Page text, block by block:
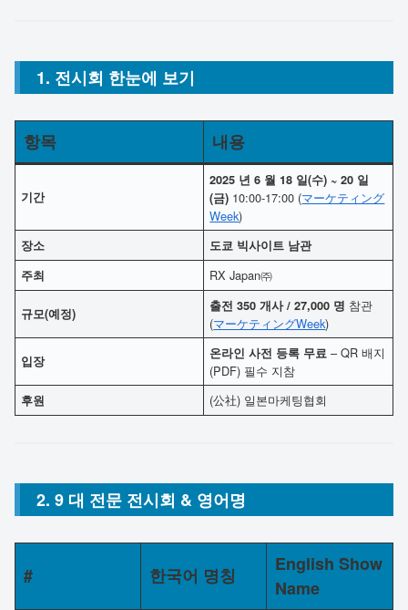
1. 전시회 한눈에 보기
항목 내용
기간
2025 년 6 월 18 일(수) ~ 20 일
(금) 10:00-17:00 (マーケティング
Week)
장소
도쿄 빅사이트 남관
주최
RX Japan㈜
규모(예정) 출전 350 개사 / 27,000 명 참관
(マーケティングWeek)
입장 온라인 사전 등록 무료 – QR 배지
(PDF) 필수 지참
후원 (公社) 일본마케팅협회
2. 9 대 전문 전시회 & 영어명
# 한국어 명칭
English Show
Name